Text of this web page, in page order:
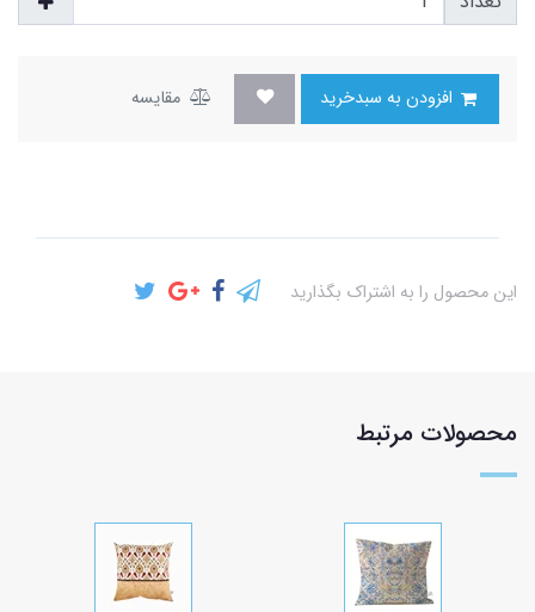
مقایسه
این محصول را به اشتراک بگذارید
محصولات مرتبط